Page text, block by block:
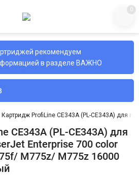
0
рекомендуем
в разделе ВАЖНО
Картридж ProfiLine CE343A (PL-CE343A) для
CE343A (PL-CE343A) для
Enterprise 700 color
M775z/ M775z 16000